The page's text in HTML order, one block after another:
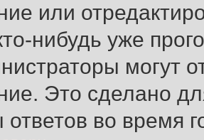
или
нибудь уже
могут
Это сделано
ответов во время